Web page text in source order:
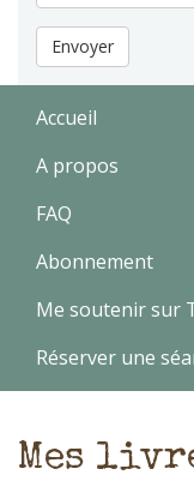
Envoyer
Accueil
A propos
FAQ
Abonnement
Me soutenir sur
Réserver une
Mes